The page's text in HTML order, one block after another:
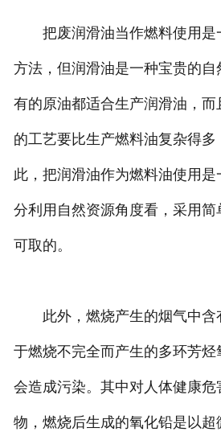
把废润滑油当作燃料使用是
方法，但润滑油是一种宝贵的
有的原油都适合生产润滑油，
的工艺要比生产燃料油复杂得多
此，把润滑油作为燃料油使用
分利用自然资源角度看，采用
可取的。
此外，燃烧产生的烟气中含
于燃烧不完全而产生的多环芳烃
会造成污染。其中对人体健康
物，燃烧后生成的氧化铅是以超